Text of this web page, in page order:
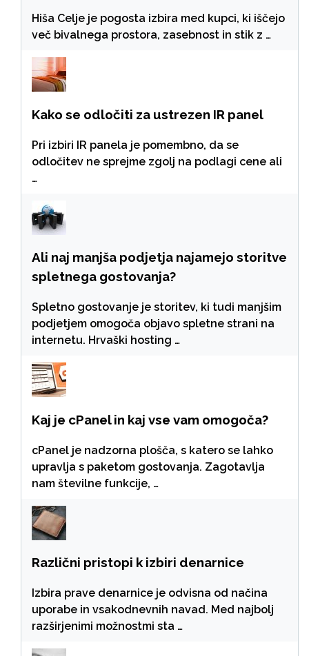
Hiša Celje je pogosta izbira med kupci, ki iščejo
več bivalnega prostora, zasebnost in stik z …
Kako se odločiti za ustrezen IR panel
Pri izbiri IR panela je pomembno, da se
odločitev ne sprejme zgolj na podlagi cene ali
…
Ali naj manjša podjetja najamejo storitve
spletnega gostovanja?
Spletno gostovanje je storitev, ki tudi manjšim
podjetjem omogoča objavo spletne strani na
internetu. Hrvaški hosting …
Kaj je cPanel in kaj vse vam omogoča?
cPanel je nadzorna plošča, s katero se lahko
upravlja s paketom gostovanja. Zagotavlja
nam številne funkcije, …
Različni pristopi k izbiri denarnice
Izbira prave denarnice je odvisna od načina
uporabe in vsakodnevnih navad. Med najbolj
razširjenimi možnostmi sta …